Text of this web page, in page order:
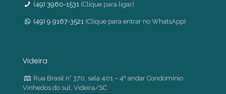
(49) 3960-1531 (Clique para ligar)
(49) 9 9167-3521 (Clique para entrar no WhatsApp)
Videira
Rua Brasil n° 370, sala 401 – 4º andar Condomínio
Vinhedos do sul, Videira/SC